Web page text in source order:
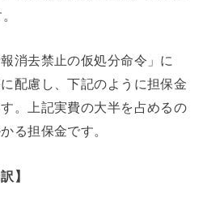
消去禁止の仮処分命令」に
配慮し、下記のように担保金
。上記実費の大半を占めるの
る担保金です。
】